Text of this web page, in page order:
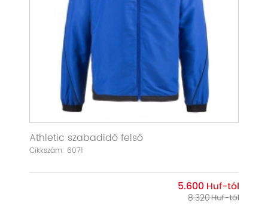
Athletic szabadidő felső
Cikkszám: 6071
5.600
8.320